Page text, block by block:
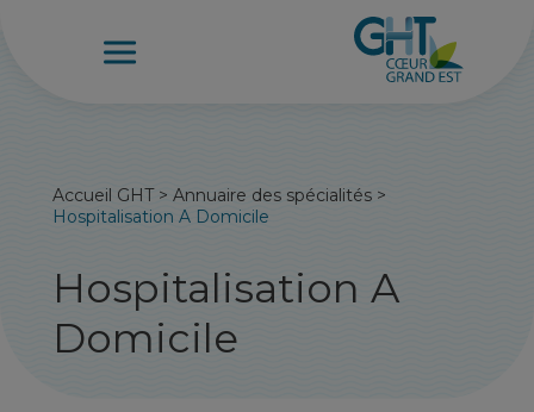
Accueil GHT>Annuaire des spécialités >
Hospitalisation A Domicile
Hospitalisation A
Domicile